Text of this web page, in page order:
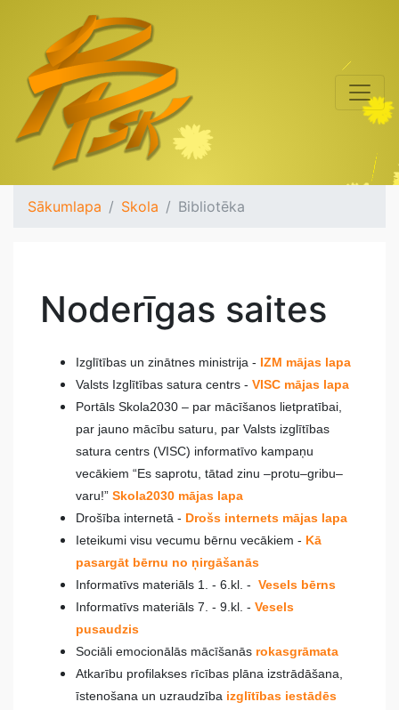
Sākumlapa Skola Bibliotēka
Noderīgas saites
Izglītības un zinātnes ministrija - IZM mājas lapa
Valsts Izglītības satura centrs - VISC mājas lapa
Portāls Skola2030 – par mācīšanos lietpratībai,
par jauno mācību saturu, par Valsts izglītības
satura centrs (VISC) informatīvo kampaņu
vecākiem “Es saprotu, tātad zinu –protu–gribu–
varu!” Skola2030 mājas lapa
Drošība internetā - Drošs internets mājas lapa
Ieteikumi visu vecumu bērnu vecākiem - Kā
pasargāt bērnu no ņirgāšanās
Informatīvs materiāls 1. - 6.kl. - Vesels bērns
Informatīvs materiāls 7. - 9.kl. - Vesels
pusaudzis
Sociāli emocionālās mācīšanās rokasgrāmata
Atkarību profilakses rīcības plāna izstrādāšana,
īstenošana un uzraudzība izglītības iestādēs